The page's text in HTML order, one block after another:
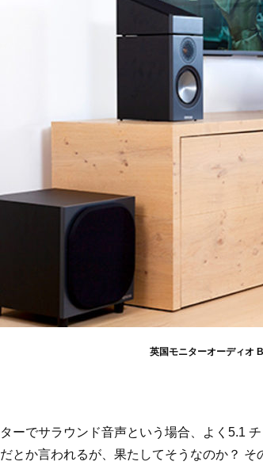
英国モニターオーディオ
ーでサラウンド音声という場合、よく5.1
とか言われるが、果たしてそうなのか？